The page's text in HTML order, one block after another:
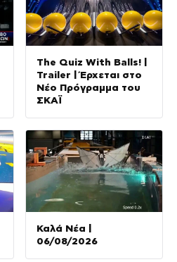
The Quiz With Balls! |
Trailer | Έρχεται στο
Νέο Πρόγραμμα του
ΣΚΑΪ
Καλά Νέα |
06/08/2026